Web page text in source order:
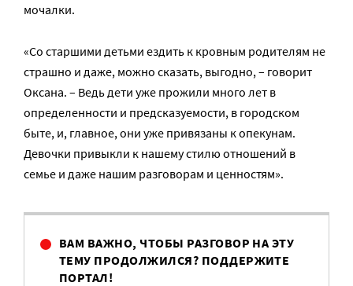
мочалки.
«Со старшими детьми ездить к кровным родителям не
страшно и даже, можно сказать, выгодно, – говорит
Оксана. – Ведь дети уже прожили много лет в
определенности и предсказуемости, в городском
быте, и, главное, они уже привязаны к опекунам.
Девочки привыкли к нашему стилю отношений в
семье и даже нашим разговорам и ценностям».
ВАМ ВАЖНО, ЧТОБЫ РАЗГОВОР НА ЭТУ
ТЕМУ ПРОДОЛЖИЛСЯ? ПОДДЕРЖИТЕ
ПОРТАЛ!